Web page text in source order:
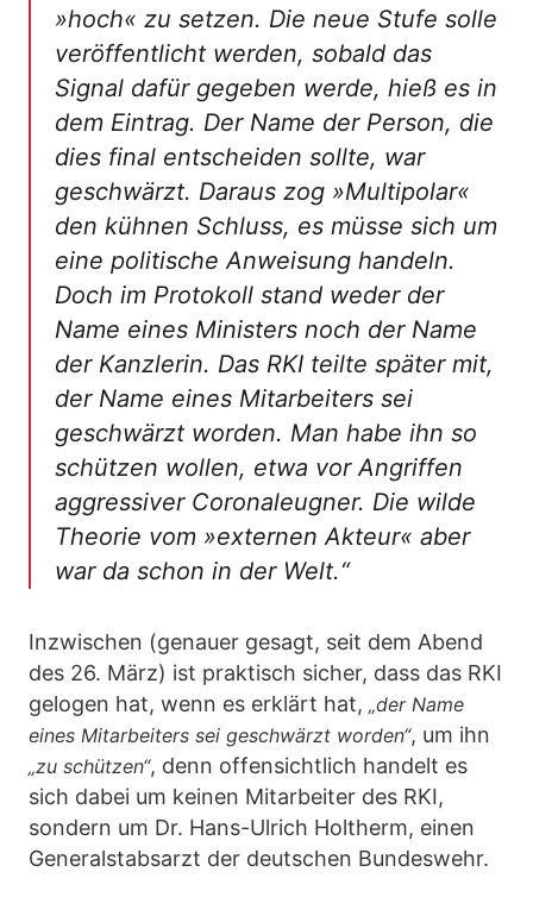
»hoch« zu setzen. Die neue Stufe solle
veröffentlicht werden, sobald das
Signal dafür gegeben werde, hieß es in
dem Eintrag. Der Name der Person, die
dies final entscheiden sollte, war
geschwärzt. Daraus zog »Multipolar«
den kühnen Schluss, es müsse sich um
eine politische Anweisung handeln.
Doch im Protokoll stand weder der
Name eines Ministers noch der Name
der Kanzlerin. Das RKI teilte später mit,
der Name eines Mitarbeiters sei
geschwärzt worden. Man habe ihn so
schützen wollen, etwa vor Angriffen
aggressiver Coronaleugner. Die wilde
Theorie vom »externen Akteur« aber
war da schon in der Welt.“
Inzwischen (genauer gesagt, seit dem Abend
des 26. März) ist praktisch sicher, dass das RKI
gelogen hat, wenn es erklärt hat, „der Name
eines Mitarbeiters sei geschwärzt worden“, um ihn
„zu schützen“, denn offensichtlich handelt es
sich dabei um keinen Mitarbeiter des RKI,
sondern um Dr. Hans-Ulrich Holtherm, einen
Generalstabsarzt der deutschen Bundeswehr.